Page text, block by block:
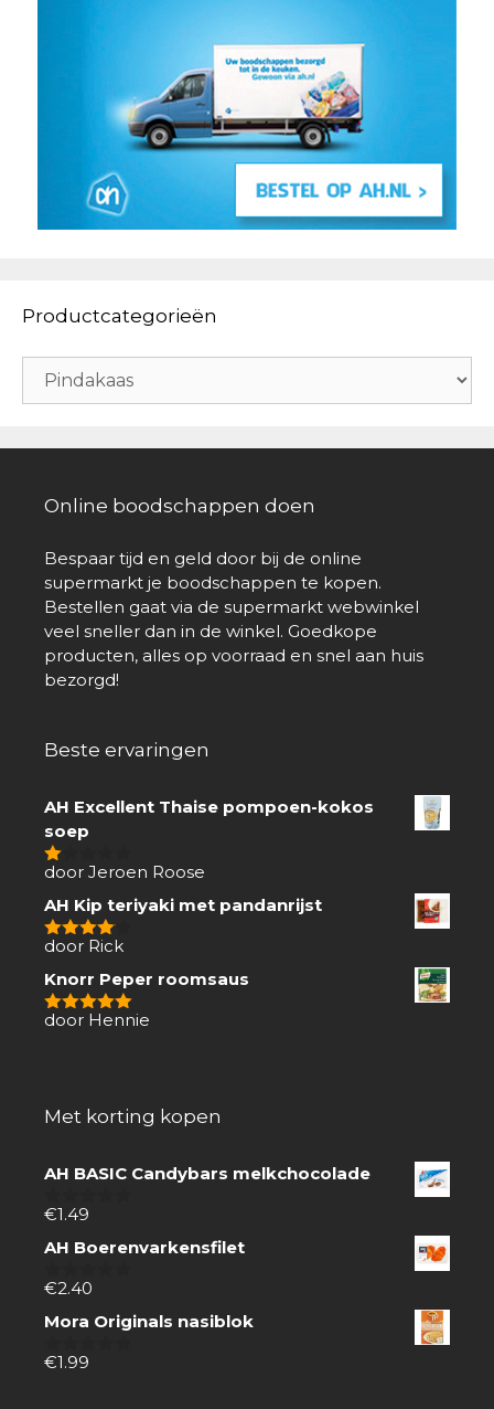
Productcategorieën
Online boodschappen doen
Bespaar tijd en geld door bij de online
supermarkt je boodschappen te kopen.
Bestellen gaat via de supermarkt webwinkel
veel sneller dan in de winkel. Goedkope
producten, alles op voorraad en snel aan huis
bezorgd!
Beste ervaringen
AH Excellent Thaise pompoen-kokos
soep
1
5
door Jeroen Roose
AH Kip teriyaki met pandanrijst
4van 5
door Rick
Knorr Peper roomsaus
5van 5
door Hennie
Met korting kopen
AH BASIC Candybars melkchocolade
0
5
€1.49
AH Boerenvarkensfilet
0
5
€2.40
Mora Originals nasiblok
0
€1.99